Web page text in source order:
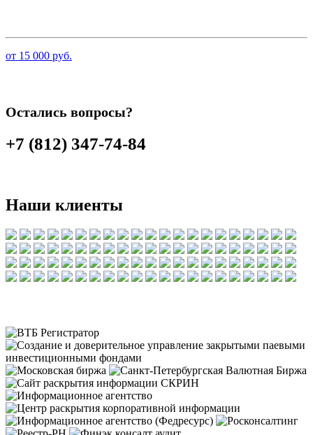
от 15 000 руб.
Остались вопросы?
+7 (812) 347-74-84
Наши клиенты